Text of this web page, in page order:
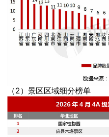
（2）景区区域细分榜单